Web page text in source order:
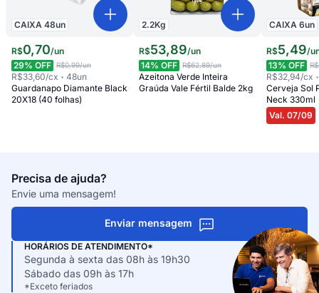
CAIXA 48un
R$0,70/un
29% OFF R$0,99/un
R$33,60/cx 48un
Guardanapo Diamante Black
20X18 (40 folhas)
2.2Kg
R$53,89/un
14% OFF R$62,89/un
Azeitona Verde Inteira
Graúda Vale Fértil Balde 2kg
CAIXA6un
R$5,49/
13% OFF
R$32,94/cx
Cerveja Sol
Neck 330ml
Val. 07/09
Precisa de ajuda?
Envie uma mensagem!
Enviar mensagem
HORÁRIOS DE ATENDIMENTO*
Segunda à sexta das 08h às 19h30
Sábado das 09h às 17h
*Exceto feriados